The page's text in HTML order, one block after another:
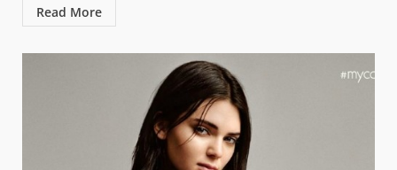
Read More